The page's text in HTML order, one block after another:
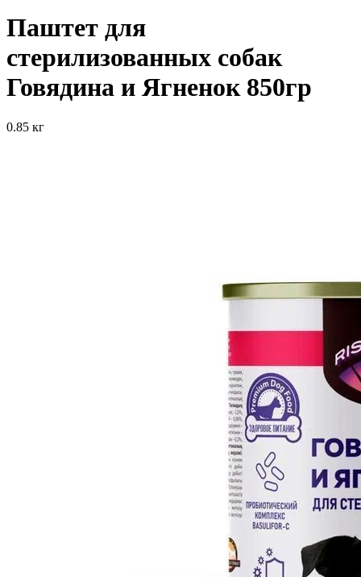
Паштет для
стерилизованных собак
Говядина и Ягненок 850гр
0.85 кг